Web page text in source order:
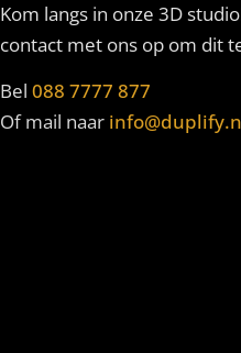
Kom langs in onze 3D
contact met ons op om dit
Bel088 7777 877
Of mail naar